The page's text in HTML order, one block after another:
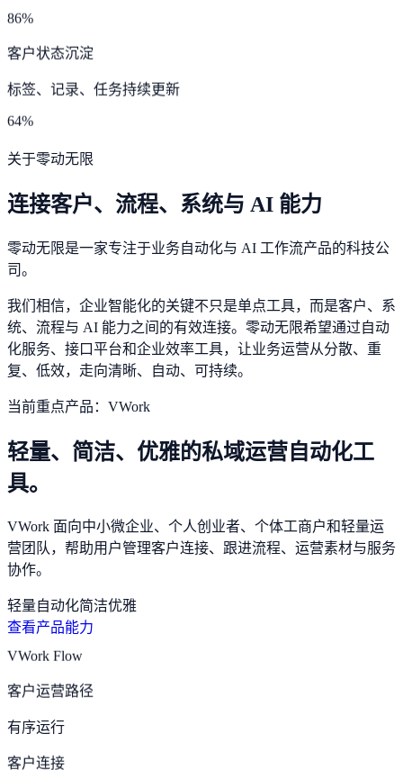
86%
客户状态沉淀
标签、记录、任务持续更新
64%
关于零动无限
连接客户、流程、系统与 AI 能力
零动无限是一家专注于业务自动化与 AI 工作流产品的科技公
司。
我们相信，企业智能化的关键不只是单点工具，而是客户、系
统、流程与 AI 能力之间的有效连接。零动无限希望通过自动
化服务、接口平台和企业效率工具，让业务运营从分散、重
复、低效，走向清晰、自动、可持续。
当前重点产品：VWork
轻量、简洁、优雅的私域运营自动化工
具。
VWork 面向中小微企业、个人创业者、个体工商户和轻量运
营团队，帮助用户管理客户连接、跟进流程、运营素材与服务
协作。
轻量自动化简洁优雅
查看产品能力
VWork Flow
客户运营路径
有序运行
客户连接